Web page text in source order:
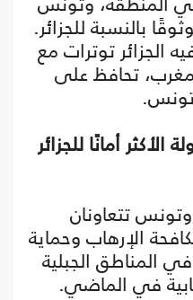
بالنسبة للجزائر.
توترات مع
تحافظ على
تونس.
أمانًا للجزائر
تتعاونان
الإرهاب وحماية
المناطق الجبلية
في الماضي.